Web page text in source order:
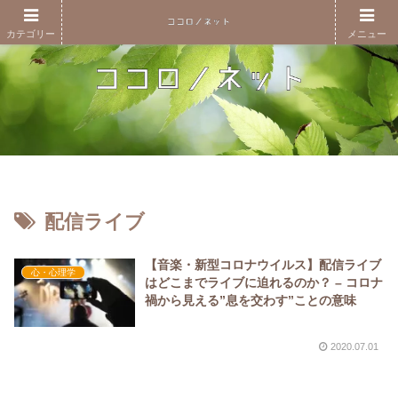
配信ライブ
心・心理学
【音楽・新型コロナウイルス】配信ライブ
はどこまでライブに迫れるのか？ – コロナ
禍から見える”息を交わす”ことの意味
2020.07.01
カテゴリー メニュー